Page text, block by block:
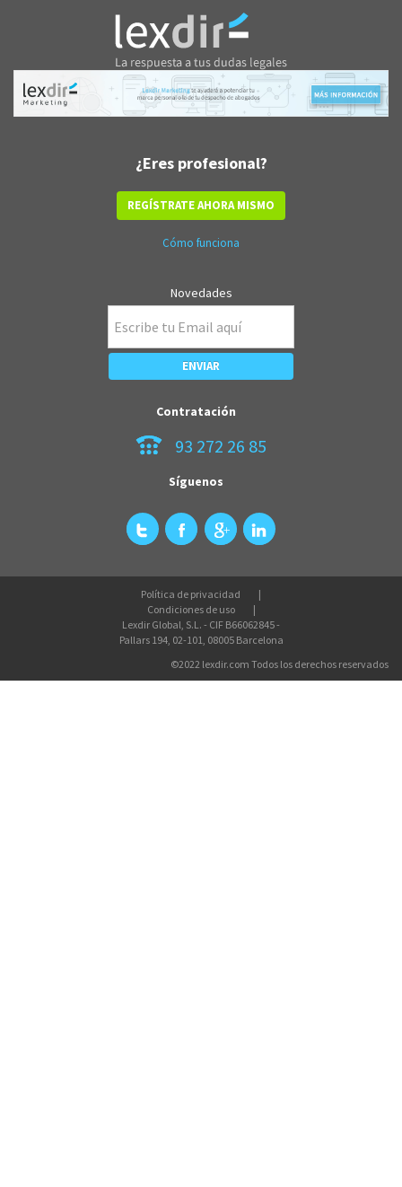
¿Eres profesional?
REGÍSTRATE AHORA MISMO
Cómo funciona
Novedades
Contratación
93 272 26 85
Síguenos
Política de privacidad
Condiciones de uso
Lexdir Global, S.L. - CIF B66062845 -
Pallars 194, 02-101, 08005 Barcelona
©2022 lexdir.com Todos los derechos reservados